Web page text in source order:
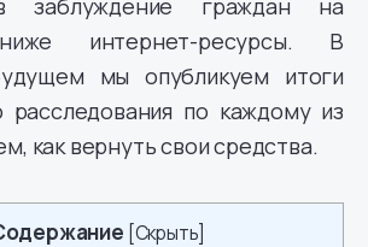
заблуждение граждан на
интернет-ресурсы. В
мы опубликуем итоги
расследования по каждому из
как вернуть свои средства.
[Скрыть]